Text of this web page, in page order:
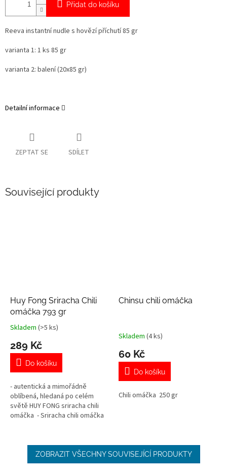
Přidat do košíku
Reeva instantní nudle s hovězí příchutí 85 gr
varianta 1: 1 ks 85 gr
varianta 2: balení (20x85 gr)
Detailní informace
ZEPTAT SE SDÍLET
Související produkty
Huy Fong Sriracha Chili
omáčka 793 gr
Průměrné
produktu
5,0
5
hvězdiček.
Skladem (>5 ks)
289 Kč
Do košíku
- autentická a mimořádně
oblíbená, hledaná po celém
světě HUY FONG sriracha chili
omáčka - Sriracha chili omáčka
Chinsu chili omáčka
Skladem (4 ks)
60 Kč
Do košíku
Chili omáčka 250 gr
ZOBRAZIT VŠECHNY SOUVISEJÍCÍ PRODUKTY